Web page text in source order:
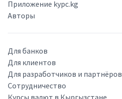
Приложение kypc.kg
Авторы
Для банков
Для клиентов
Для разработчиков и партнёров
Сотрудничество
Курсы валют в Кыргызстане